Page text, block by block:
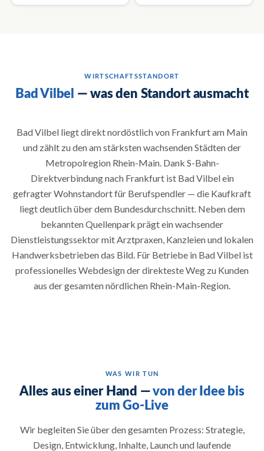
WIRTSCHAFTSSTANDORT
Bad Vilbel — was den Standort ausmacht
Bad Vilbel liegt direkt nordöstlich von Frankfurt am Main
und zählt zu den am stärksten wachsenden Städten der
Metropolregion Rhein-Main. Dank S-Bahn-
Direktverbindung nach Frankfurt ist Bad Vilbel ein
gefragter Wohnstandort für Berufspendler — die Kaufkraft
liegt deutlich über dem Bundesdurchschnitt. Neben dem
bekannten Quellenpark prägt ein wachsender
Dienstleistungssektor mit Arztpraxen, Kanzleien und lokalen
Handwerksbetrieben das Bild. Für Betriebe in Bad Vilbel ist
professionelles Webdesign der direkteste Weg zu Kunden
aus der gesamten nördlichen Rhein-Main-Region.
WAS WIR TUN
Alles aus einer Hand —von der Idee bis
zum Go-Live
Wir begleiten Sie über den gesamten Prozess: Strategie,
Design, Entwicklung, Inhalte, Launch und laufende